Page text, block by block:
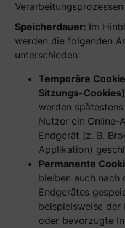
Verarbeitungsprozessen
Speicherdauer: Im
werden die folgenden
unterschieden:
Temporäre
Sitzungs-
werden
Nutzer ein Online-
Endgerät (z. B.
Applikation)
Permanente
bleiben auch nach
Endgerätes
beispielsweise
oder bevorzugte